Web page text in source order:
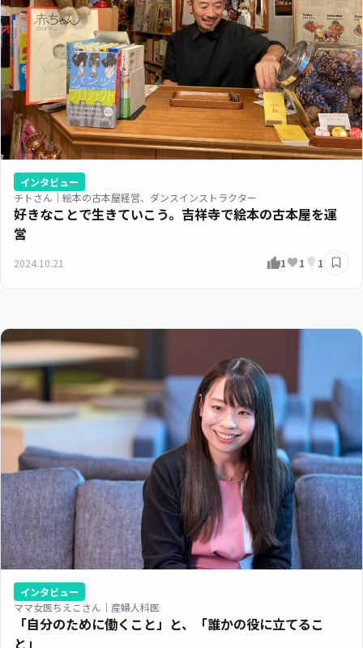
インタビュー
チトさん｜絵本の古本屋経営、ダンスインストラクター
好きなことで生きていこう。吉祥寺で絵本の古本屋を運
営
2024.10.21 1 1 1
インタビュー
ママ女医ちえこさん｜産婦人科医
「自分のために働くこと」と、「誰かの役に立てるこ
と」